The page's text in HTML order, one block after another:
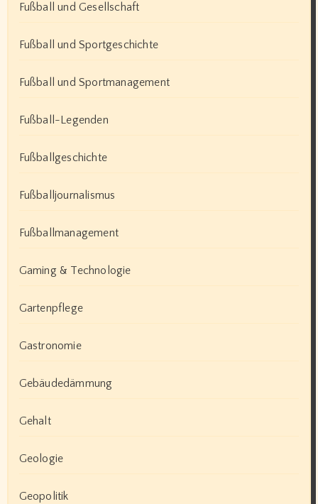
Fußball und Gesellschaft
Fußball und Sportgeschichte
Fußball und Sportmanagement
Fußball-Legenden
Fußballgeschichte
Fußballjournalismus
Fußballmanagement
Gaming & Technologie
Gartenpflege
Gastronomie
Gebäudedämmung
Gehalt
Geologie
Geopolitik